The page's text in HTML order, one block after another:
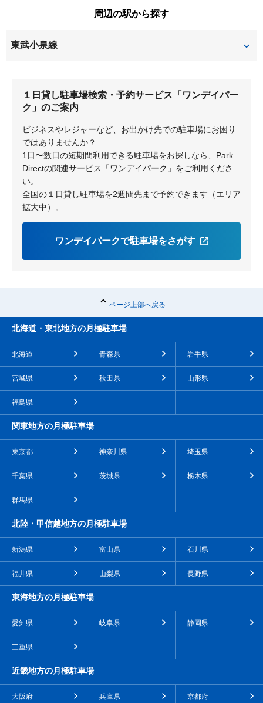
周辺の駅から探す
東武小泉線
１日貸し駐車場検索・予約サービス「ワンデイパー
ク」のご案内
ビジネスやレジャーなど、お出かけ先での駐車場にお困り
ではありませんか？
1日〜数日の短期間利用できる駐車場をお探しなら、Park
Directの関連サービス「ワンデイパーク」をご利用くださ
い。
全国の１日貸し駐車場を2週間先まで予約できます（エリア
拡大中）。
ワンデイパークで駐車場をさがす
ページ上部へ戻る
北海道・東北地方の月極駐車場
北海道 青森県 岩手県
宮城県 秋田県 山形県
福島県
関東地方の月極駐車場
東京都 神奈川県 埼玉県
千葉県 茨城県 栃木県
群馬県
北陸・甲信越地方の月極駐車場
新潟県 富山県 石川県
福井県 山梨県 長野県
東海地方の月極駐車場
愛知県 岐阜県 静岡県
三重県
近畿地方の月極駐車場
大阪府 兵庫県 京都府